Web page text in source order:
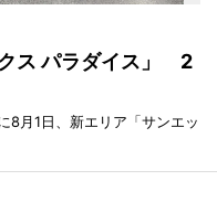
ス パラダイス」 2
8月1日、新エリア「サンエッ